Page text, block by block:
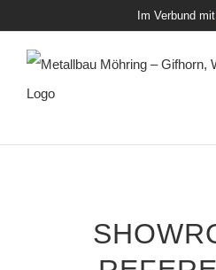
springen
Im Verbund mit